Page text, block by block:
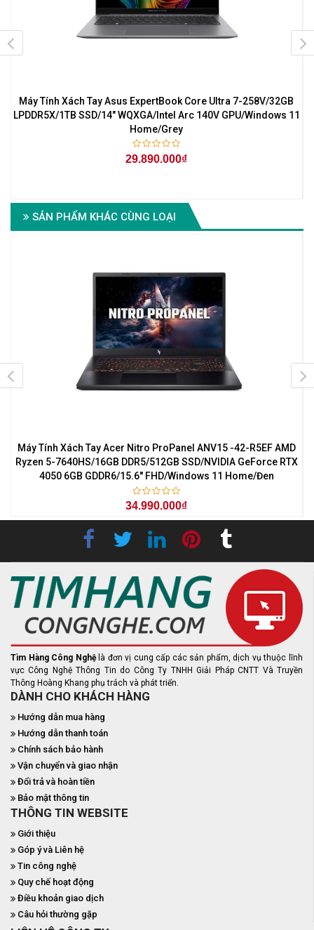
Máy Tính Xách Tay Asus ExpertBook Core Ultra 7-258V/32GB
LPDDR5X/1TB SSD/14" WQXGA/Intel Arc 140V GPU/Windows 11
Home/Grey
29.890.000₫
SẢN PHẨM KHÁC CÙNG LOẠI
Máy Tính Xách Tay Acer Nitro ProPanel ANV15 -42-R5EF AMD
Ryzen 5-7640HS/16GB DDR5/512GB SSD/NVIDIA GeForce RTX
4050 6GB GDDR6/15.6'' FHD/Windows 11 Home/Đen
34.990.000₫
Tìm Hàng Công Nghệ là đơn vị cung cấp các sản phẩm, dịch vụ thuộc lĩnh
vực Công Nghệ Thông Tin do Công Ty TNHH Giải Pháp CNTT Và Truyền
Thông Hoàng Khang phụ trách và phát triển.
DÀNH CHO KHÁCH HÀNG
Hướng dẫn mua hàng
Hướng dẫn thanh toán
Chính sách bảo hành
Vận chuyển và giao nhận
Đổi trả và hoàn tiền
Bảo mật thông tin
THÔNG TIN WEBSITE
Giới thiệu
Góp ý và Liên hệ
Tin công nghệ
Quy chế hoạt động
Điều khoản giao dịch
Câu hỏi thường gặp